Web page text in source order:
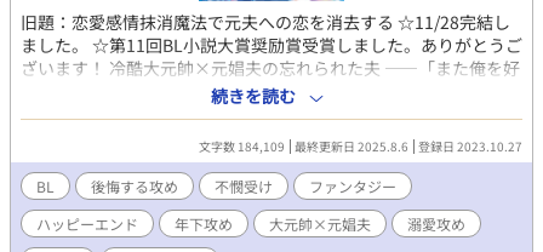
旧題：恋愛感情抹消魔法で元夫への恋を消去する ☆11/28完結し
ました。 ☆第11回BL小説大賞奨励賞受賞しました。ありがとうご
ざいます！ 冷酷大元帥×元娼夫の忘れられた夫 ——「また俺を好
きになるって言ったのに、嘘つき」 元娼夫で現魔術師であるエデ
ィことサラは五年ぶりに祖国・ファルンに帰国した。しかし暫し
の帰郷を味わう間も無く、直後、ファルン王国軍の大元帥である
ロイ・オークランスの使者が元帥命令を掲げてサラの元へやって
くる。 ロイ・オークランスの名を知らぬ者は世界でもそうそうい
ない。魔族の血を引くロイは人間から畏怖を大いに集めながら
も、大将として国防戦争に打ち勝ち、たった二十九歳で大元帥と
続きを読む
文字数 184,109 最終更新日 2025.8.6 登録日 2023.10.27
BL 後悔する攻め 不憫受け
ファンタジー
ハッピーエンド
年下攻め 大元帥×元娼夫
溺愛攻め